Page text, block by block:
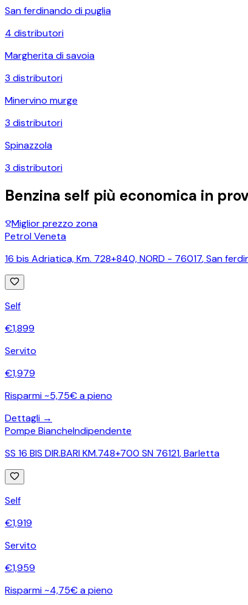
San ferdinando di puglia
4 distributori
Margherita di savoia
3 distributori
Minervino murge
3 distributori
Spinazzola
3 distributori
Benzina self più economica in
Miglior prezzo zona
Petrol Veneta
16 bis Adriatica, Km. 728+840, NORD - 76017,San
Self
€1,899
Servito
€1,979
Risparmi ~5,75€ a pieno
Dettagli →
Pompe BiancheIndipendente
SS 16 BIS DIR.BARI KM.748+700 SN 76121,Barletta
Self
€1,919
Servito
€1,959
Risparmi ~4,75€ a pieno